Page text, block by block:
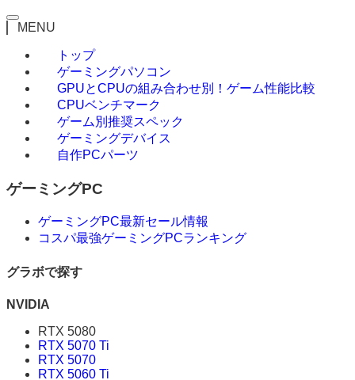
MENU
トップ
ゲーミングパソコン
GPUとCPUの組み合わせ別！ゲーム性能比較
CPUベンチマーク
ゲーム別推奨スペック
ゲーミングデバイス
自作PCパーツ
ゲーミングPC
ゲーミングPC最新セール情報
コスパ最強ゲーミングPCランキング
グラボで探す
NVIDIA
RTX 5080
RTX 5070 Ti
RTX 5070
RTX 5060 Ti